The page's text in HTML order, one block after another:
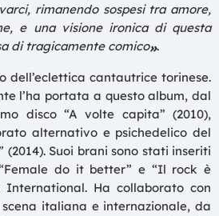
rimanendo sospesi tra amore,
e una visione ironica di questa
di tragicamente comico».
dell’eclettica cantautrice torinese.
l’ha portata a questo album, dal
disco “A volte capita” (2010),
alternativo e psichedelico del
(2014). Suoi brani sono stati inseriti
do it better” e “Il rock è
International. Ha collaborato con
italiana e internazionale, da